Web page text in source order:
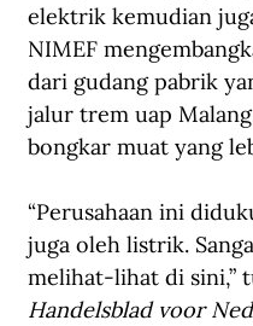
elektrik kemudian
NIMEF
dari gudang pabrik
jalur trem uap
bongkar muat yang
“Perusahaan ini
juga oleh listrik.
melihat-lihat di sini,”
Handelsblad voor